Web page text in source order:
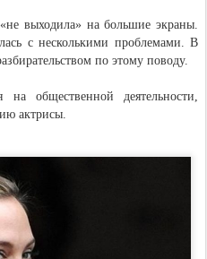
выходила» на большие экраны.
с несколькими проблемами. В
по этому поводу.
на общественной деятельности,
актрисы.